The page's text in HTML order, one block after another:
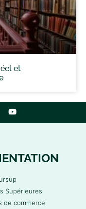
et
Supérieures
de commerce